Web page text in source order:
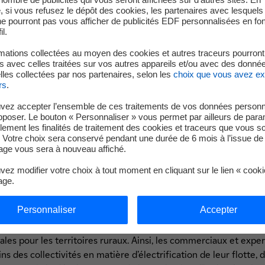
territorial du groupe EDFet de donner plus de visibilité à
de la plateforme dans l’agglomération d’Aurillac par
une collectivité d'engager
durable ?
ou de transports collectifs. En fonction du degré de
dématérialisées comme MyBus. Notre solution
territoriale : territoire touristique, ville moyenne souhaitant
comprennent rapidement l’intérêt de notre
des élus locaux et bénéficiant d'un accueil très positif
depuis longtemps, l'enjeu n'est pas le même pour
rurale. Pour les moyennes et grandes villes, l'objectif est
urbains existants alors qu'il s'agit de faciliter l'accès
pour les territoires ruraux. Ainsi, les commerciaux et
des collectivités en matière d’électrification de leur flotte,
si vous refusez le dépôt des cookies, les partenaires avec
pourront pas vous afficher de publicités EDF personnalisées en
collectées au moyen des cookies et autres traceurs
avec celles traitées sur vos autres appareils et/ou avec des
collectées par nos partenaires, selon les choix que vous avez
.
accepter l’ensemble de ces traitements de vos données
Le bouton « Personnaliser » vous permet par ailleurs de
les finalités de traitement des cookies et traceurs que vous
choix sera conservé pendant une durée de 6 mois à l’issue de
vous sera à nouveau affiché.
modifier votre choix à tout moment en cliquant sur le lien «
Personnaliser Accepter